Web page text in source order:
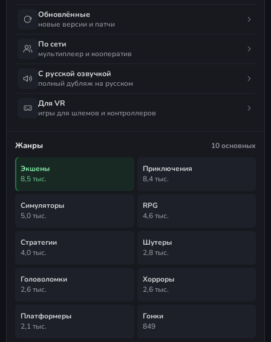
Обновлённые
новые версии и патчи
По сети
мультиплеер и кооператив
С русской озвучкой
полный дубляж на русском
Для VR
игры для шлемов и контроллеров
Жанры 10 основных
Экшены
8,5 тыс.
Приключения
8,4 тыс.
Симуляторы
5,0 тыс.
RPG
4,6 тыс.
Стратегии
4,0 тыс.
Шутеры
2,8 тыс.
Головоломки
2,6 тыс.
Хорроры
2,6 тыс.
Платформеры
2,1 тыс.
Гонки
849